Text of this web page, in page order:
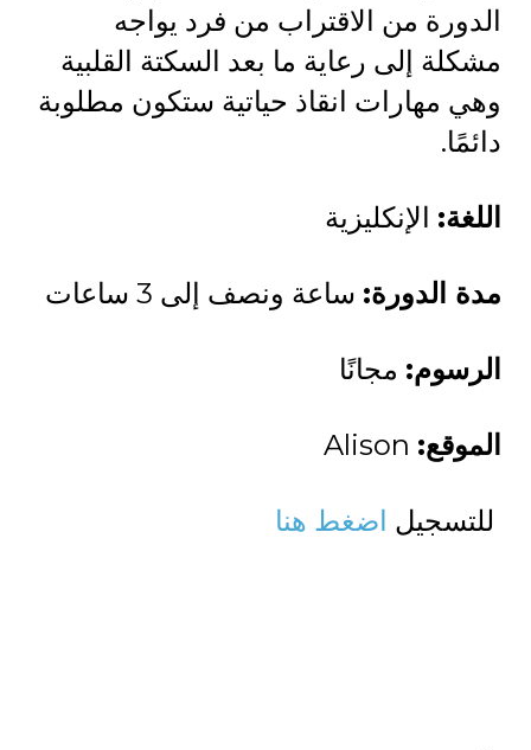
الدورة من الاقتراب من فرد يواجه
مشكلة إلى رعاية ما بعد السكتة القلبية
وهي مهارات انقاذ حياتية ستكون مطلوبة
دائمًا.
اللغة: الإنكليزية
مدة الدورة: ساعة ونصف إلى 3 ساعات
الرسوم: مجانًا
الموقع:
للتسجيل اضغط هنا